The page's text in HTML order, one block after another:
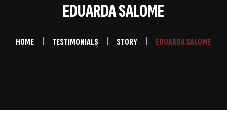
EDUARDA SALOME
HOME TESTIMONIALS STORY EDUARDA SALOME